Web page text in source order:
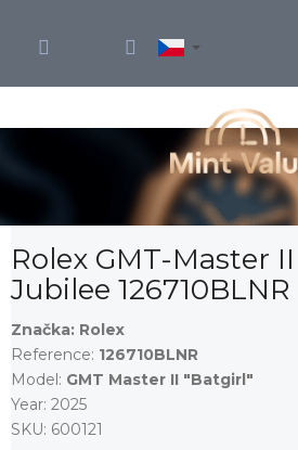
obsah
Rolex GMT-Master
Jubilee 126710BLNR
Značka: Rolex
Reference: 126710BLNR
Model: GMT Master II "Batgirl"
Year: 2025
SKU: 600121